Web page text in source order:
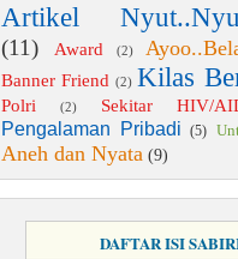
Artikel
(11) Award (2)
Banner Friend (2) Kilas
Polri
(2) Sekitar HIV/
Pengalaman Pribadi (5)
Aneh dan Nyata (9)
DAFTAR ISI